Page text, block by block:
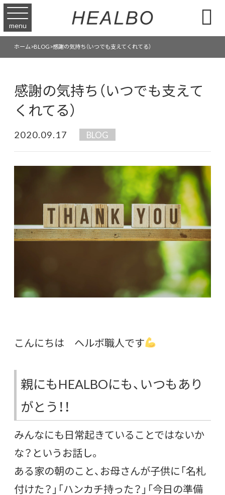
menu 
ホーム>BLOG>感謝の気持ち（いつでも支えてくれてる）
感謝の気持ち（いつでも支えて
くれてる）
2020.09.17 BLOG
こんにちは ヘルボ職人です
親にもHEALBOにも、いつもあり
がとう！！
みんなにも日常起きていることではないか
な？というお話し。
ある家の朝のこと、お母さんが子供に「名札
付けた？」「ハンカチ持った？」「今日の準備